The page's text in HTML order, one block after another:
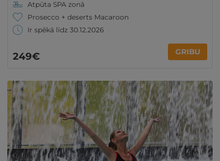
Atpūta SPA zonā
Prosecco + deserts Macaroon
Ir spēkā līdz 30.12.2026
249€ GRIBU